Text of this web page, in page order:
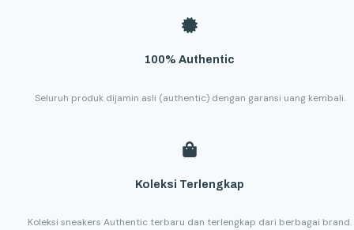
100% Authentic
Seluruh produk dijamin asli (authentic) dengan garansi uang kembali.
Koleksi Terlengkap
Koleksi sneakers Authentic terbaru dan terlengkap dari berbagai brand.